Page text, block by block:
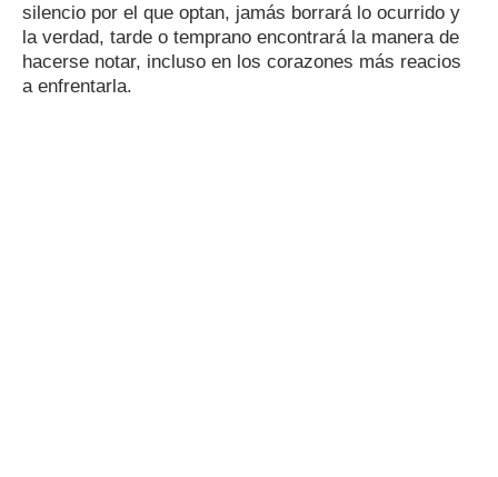
silencio por el que optan, jamás borrará lo ocurrido y
la verdad, tarde o temprano encontrará la manera de
hacerse notar, incluso en los corazones más reacios
a enfrentarla.